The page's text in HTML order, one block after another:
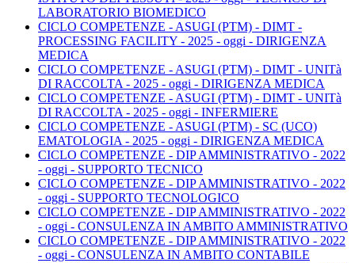
LABORATORIO BIOMEDICO
CICLO COMPETENZE - ASUGI (PTM) - DIMT -
PROCESSING FACILITY - 2025 - oggi - DIRIGENZA
MEDICA
CICLO COMPETENZE - ASUGI (PTM) - DIMT - UNITà
DI RACCOLTA - 2025 - oggi - DIRIGENZA MEDICA
CICLO COMPETENZE - ASUGI (PTM) - DIMT - UNITà
DI RACCOLTA - 2025 - oggi - INFERMIERE
CICLO COMPETENZE - ASUGI (PTM) - SC (UCO)
EMATOLOGIA - 2025 - oggi - DIRIGENZA MEDICA
CICLO COMPETENZE - DIP AMMINISTRATIVO - 2022
- oggi - SUPPORTO TECNICO
CICLO COMPETENZE - DIP AMMINISTRATIVO - 2022
- oggi - SUPPORTO TECNOLOGICO
CICLO COMPETENZE - DIP AMMINISTRATIVO - 2022
- oggi - CONSULENZA IN AMBITO AMMINISTRATIVO
CICLO COMPETENZE - DIP AMMINISTRATIVO - 2022
- oggi - CONSULENZA IN AMBITO CONTABILE